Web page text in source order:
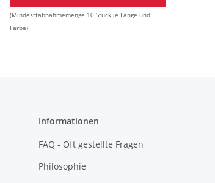
(Mindesttabnahmemenge 10 Stück je Länge und
Farbe)
Informationen
FAQ - Oft gestellte Fragen
Philosophie